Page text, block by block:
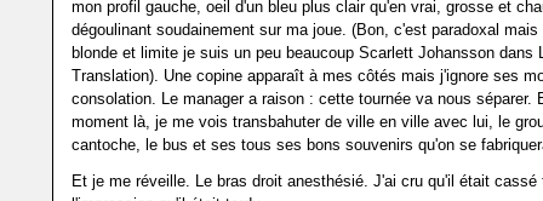
mon profil gauche, oeil d'un bleu plus clair qu'en vrai, grosse et
dégoulinant soudainement sur ma joue. (Bon, c'est paradoxal
blonde et limite je suis un peu beaucoup Scarlett Johansson dans
Translation). Une copine apparaît à mes côtés mais j'ignore ses
consolation. Le manager a raison : cette tournée va nous séparer.
moment là, je me vois transbahuter de ville en ville avec lui, le
cantoche, le bus et ses tous ses bons souvenirs qu'on se
Et je me réveille. Le bras droit anesthésié. J'ai cru qu'il était cassé